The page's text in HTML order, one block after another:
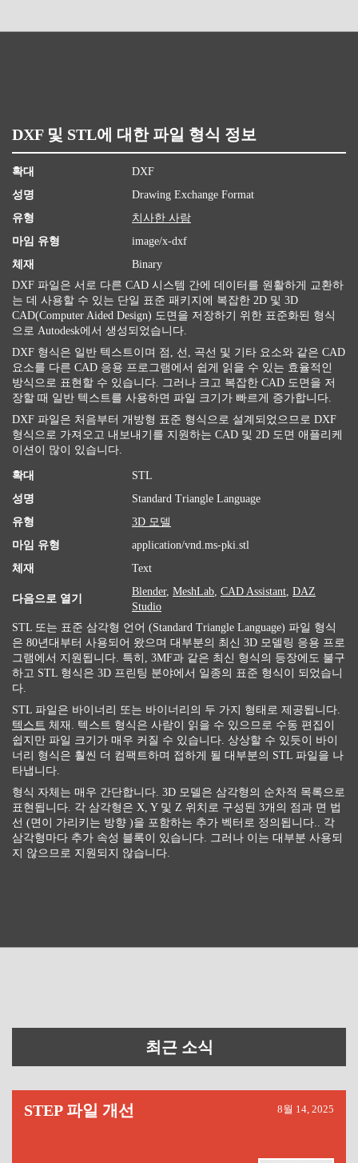
DXF 및 STL에 대한 파일 형식 정보
확대
DXF
성명
Drawing Exchange Format
유형
치사한 사람
마임 유형
image/x-dxf
체재
Binary
DXF 파일은 서로 다른 CAD 시스템 간에 데이터를 원활하게 교환하
는 데 사용할 수 있는 단일 표준 패키지에 복잡한 2D 및 3D
CAD(Computer Aided Design) 도면을 저장하기 위한 표준화된 형식
으로 Autodesk에서 생성되었습니다.
DXF 형식은 일반 텍스트이며 점, 선, 곡선 및 기타 요소와 같은 CAD
요소를 다른 CAD 응용 프로그램에서 쉽게 읽을 수 있는 효율적인
방식으로 표현할 수 있습니다. 그러나 크고 복잡한 CAD 도면을 저
장할 때 일반 텍스트를 사용하면 파일 크기가 빠르게 증가합니다.
DXF 파일은 처음부터 개방형 표준 형식으로 설계되었으므로 DXF
형식으로 가져오고 내보내기를 지원하는 CAD 및 2D 도면 애플리케
이션이 많이 있습니다.
확대
STL
성명
Standard Triangle Language
유형
3D 모델
마임 유형
application/vnd.ms-pki.stl
체재
Text
다음으로 열기
Blender, MeshLab, CAD Assistant, DAZ
Studio
STL 또는 표준 삼각형 언어 (Standard Triangle Language) 파일 형식
은 80년대부터 사용되어 왔으며 대부분의 최신 3D 모델링 응용 프로
그램에서 지원됩니다. 특히, 3MF과 같은 최신 형식의 등장에도 불구
하고 STL 형식은 3D 프린팅 분야에서 일종의 표준 형식이 되었습니
다.
STL 파일은 바이너리 또는 바이너리의 두 가지 형태로 제공됩니다.
텍스트 체재. 텍스트 형식은 사람이 읽을 수 있으므로 수동 편집이
쉽지만 파일 크기가 매우 커질 수 있습니다. 상상할 수 있듯이 바이
너리 형식은 훨씬 더 컴팩트하며 접하게 될 대부분의 STL 파일을 나
타냅니다.
형식 자체는 매우 간단합니다. 3D 모델은 삼각형의 순차적 목록으로
표현됩니다. 각 삼각형은 X, Y 및 Z 위치로 구성된 3개의 점과 면 법
선 (면이 가리키는 방향 )을 포함하는 추가 벡터로 정의됩니다.. 각
삼각형마다 추가 속성 블록이 있습니다. 그러나 이는 대부분 사용되
지 않으므로 지원되지 않습니다.
최근 소식
STEP 파일 개선 8월 14, 2025